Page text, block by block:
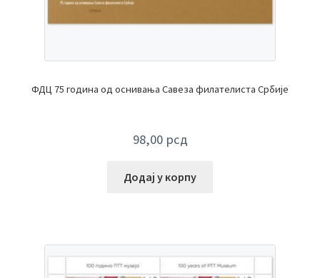
ФДЦ 75 година од оснивања Савеза филателиста Србије
98,00 рсд
Додај у корпу